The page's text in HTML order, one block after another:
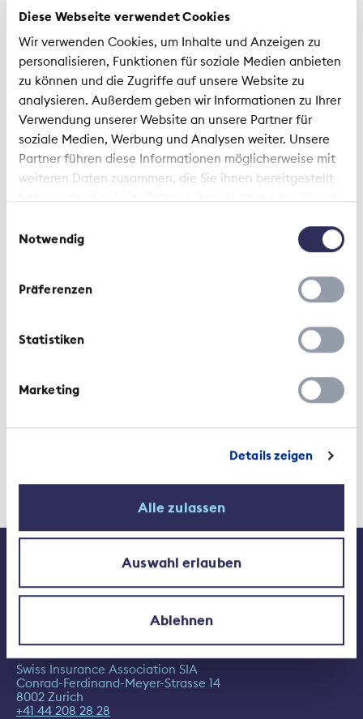
Diese Webseite verwendet Cookies
Wir verwenden Cookies, um Inhalte und Anzeigen zu
personalisieren, Funktionen für soziale Medien anbieten
zu können und die Zugriffe auf unsere Website zu
analysieren. Außerdem geben wir Informationen zu Ihrer
Verwendung unserer Website an unsere Partner für
soziale Medien, Werbung und Analysen weiter. Unsere
Partner führen diese Informationen möglicherweise mit
weiteren Daten zusammen, die Sie ihnen bereitgestellt
haben oder die sie im Rahmen Ihrer Nutzung der Dienste
Notwendig
Präferenzen
Statistiken
Marketing
Details zeigen
Alle zulassen
Auswahl erlauben
Ablehnen
topic of current interest in insurance. Keep
up with the latest developments by
subscribing to our newsletter.
Can’t see the registration form?
This is probably due to your company’s security
If the form does not appear even when using a
different browser (e.g. Google Chrome or Firefox),
to subscribe.
Contact
Swiss Insurance Association SIA
Conrad-Ferdinand-Meyer-Strasse 14
8002 Zurich
+41 44 208 28 28